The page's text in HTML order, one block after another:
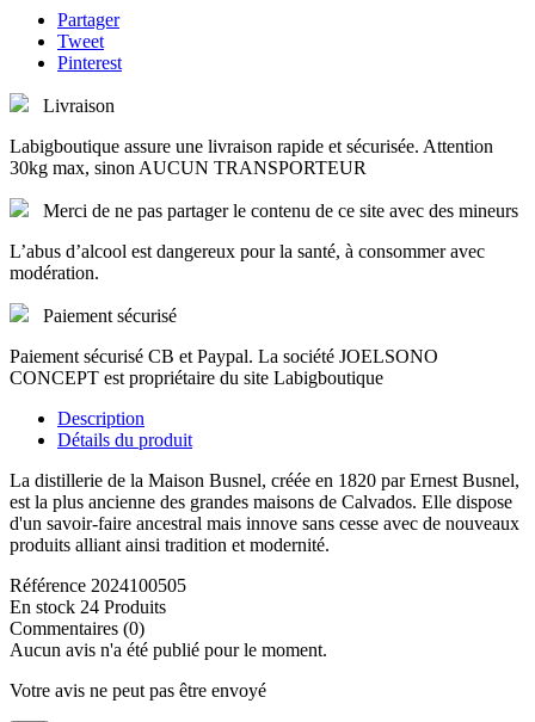
Partager
Tweet
Pinterest
Livraison
Labigboutique assure une livraison rapide et sécurisée. Attention
30kg max, sinon AUCUN TRANSPORTEUR
Merci de ne pas partager le contenu de ce site avec des mineurs
L’abus d’alcool est dangereux pour la santé, à consommer avec
modération.
Paiement sécurisé
Paiement sécurisé CB et Paypal. La société JOELSONO
CONCEPT est propriétaire du site Labigboutique
Description
Détails du produit
La distillerie de la Maison Busnel, créée en 1820 par Ernest Busnel,
est la plus ancienne des grandes maisons de Calvados. Elle dispose
d'un savoir-faire ancestral mais innove sans cesse avec de nouveaux
produits alliant ainsi tradition et modernité.
Référence 2024100505
En stock 24 Produits
Commentaires (0)
Aucun avis n'a été publié pour le moment.
Votre avis ne peut pas être envoyé